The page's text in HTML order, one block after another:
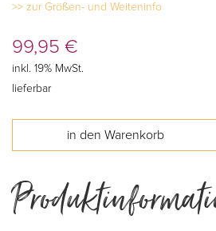
>> zur Größen- und Weiteninfo
99,95 €
inkl. 19% MwSt.
lieferbar